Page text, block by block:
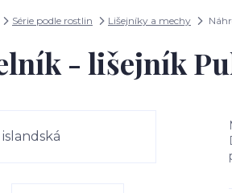
Série podle rostlin Lišejníky a mechy
- lišejník